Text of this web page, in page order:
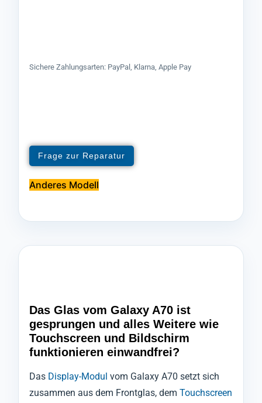
Sichere Zahlungsarten: PayPal, Klarna, Apple Pay
Frage zur Reparatur
Anderes Modell
Das Glas vom Galaxy A70 ist
gesprungen und alles Weitere wie
Touchscreen und Bildschirm
funktionieren einwandfrei?
Das Display-Modul vom Galaxy A70 setzt sich
zusammen aus dem Frontglas, dem Touchscreen